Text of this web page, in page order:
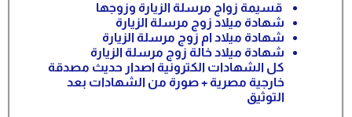
قسيمة زواج مرسلة الزيارة وزوجها
شهادة ميلاد زوج مرسلة الزيارة
شهادة ميلاد ام زوج مرسلة الزيارة
شهادة ميلاد خالة زوج مرسلة الزيارة
كل الشهادات الكترونية اصدار حديث مصدقة
خارجية مصرية + صورة من الشهادات بعد
التوثيق